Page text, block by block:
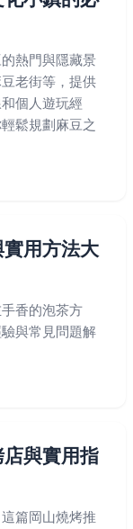
熱門與隱藏景
老街等，提供
個人遊玩經
鬆規劃麻豆之
用方法大
香的泡茶方
與常見問題解
與實用指
篇岡山燒烤推